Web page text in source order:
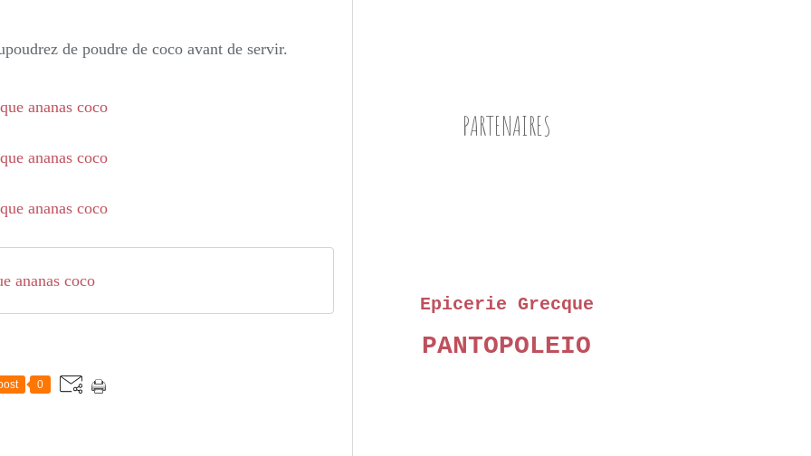
de poudre de coco avant de servir.
ananas coco
0
PARTENAIRES
Epicerie Grecque
PANTOPOLEIO